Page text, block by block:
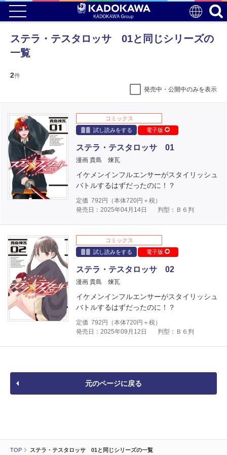
TOP ステラ・テスタロッサ 01と同じシリーズの一覧
ステラ・テスタロッサ 01と同じシリーズの
一覧
2件
発売中・公開中のみを表示
コミックス
試し読みをする
電子版
ステラ・テスタロッサ 01
漫画 貴島 煉瓦
イケメンインフルエンサーがスタイリッシュ
バトルするはずだったのに！？
定価 792 円（本体720円＋税）
発売日：2025年04月14日
判型：Ｂ６判
コミックス
試し読みをする
電子版
ステラ・テスタロッサ 02
漫画 貴島 煉瓦
イケメンインフルエンサーがスタイリッシュ
バトルするはずだったのに！？
定価 792 円（本体720円＋税）
発売日：2025年09月12日
判型：Ｂ６判
元のページに戻る